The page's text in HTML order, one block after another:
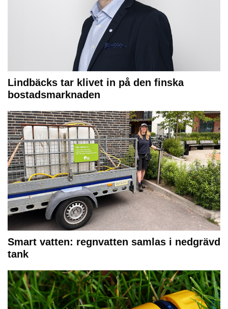
Lindbäcks tar klivet in på den finska
bostadsmarknaden
Smart vatten: regnvatten samlas i nedgrävd
tank